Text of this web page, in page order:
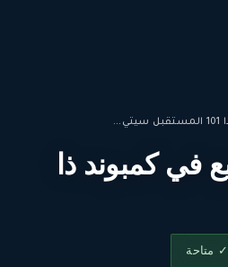
في كمبوند ذا
✓ متاحة